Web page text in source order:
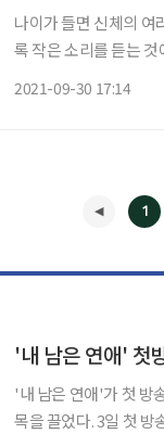
나이가 들면 신체의 여
록 작은 소리를 듣는
2021-09-30 17:14
1
'내 남은 연애' 첫
'내 남은 연애'가 첫 방
목을 끌었다. 3일 첫 방송된 SBS 새 연애 리얼리티 '내 남은 연애'에서는 암이나 희귀난치성